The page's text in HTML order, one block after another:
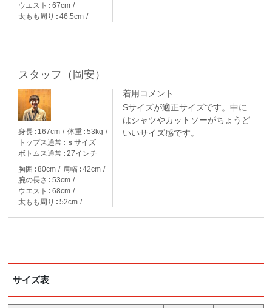
ウエスト
67cm
太もも周り
46.5cm
スタッフ（岡安）
身長 167cm 体重
53kg
トップス通常
ｓサイズ
ボトムス通常
27インチ
胸囲
80cm 肩幅
42cm
腕の長さ
53cm
ウエスト
68cm
太もも周り
52cm
着用コメント
Sサイズが適正サイズです。中に
はシャツやカットソーがちょうど
いいサイズ感です。
サイズ表